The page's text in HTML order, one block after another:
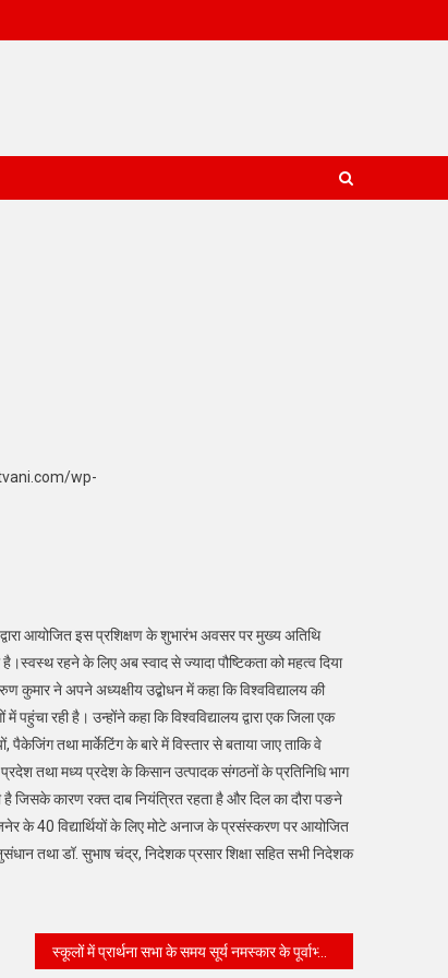
wp-
आयोजित इस प्रशिक्षण के शुभारंभ अवसर पर मुख्य अतिथि
रहने के लिए अब स्वाद से ज्यादा पौष्टिकता को महत्व दिया
ने अपने अध्यक्षीय उद्बोधन में कहा कि विश्वविद्यालय की
रही है। उन्होंने कहा कि विश्वविद्यालय द्वारा एक जिला एक
तथा मार्केटिंग के बारे में विस्तार से बताया जाए ताकि वे
तथा मध्य प्रदेश के किसान उत्पादक संगठनों के प्रतिनिधि भाग
जिसके कारण रक्त दाब नियंत्रित रहता है और दिल का दौरा पङने
के 40 विद्यार्थियों के लिए मोटे अनाज के प्रसंस्करण पर आयोजित
तथा डॉ. सुभाष चंद्र, निदेशक प्रसार शिक्षा सहित सभी निदेशक
स्कूलों में प्रार्थना सभा के समय सूर्य नमस्कार के पूर्वाभ्यास की तैयारी का लिया जायजा